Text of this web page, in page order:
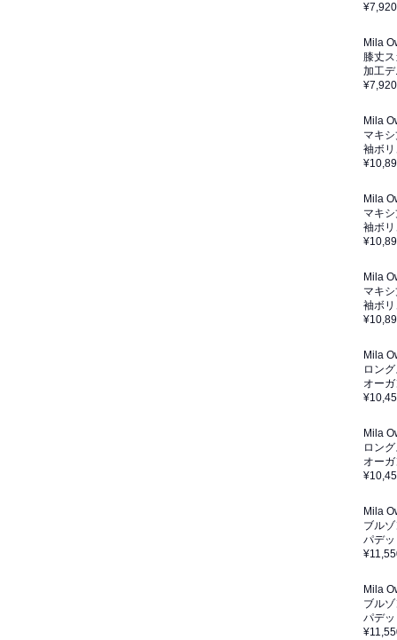
¥7,920
Mila
膝丈
加工
¥7,920
Mila
マキ
袖ボ
Mila
マキ
袖ボ
Mila
マキ
袖ボ
Mila
ロン
オー
Mila
ロン
オー
Mila
ブル
パデ
Mila
ブル
パデ